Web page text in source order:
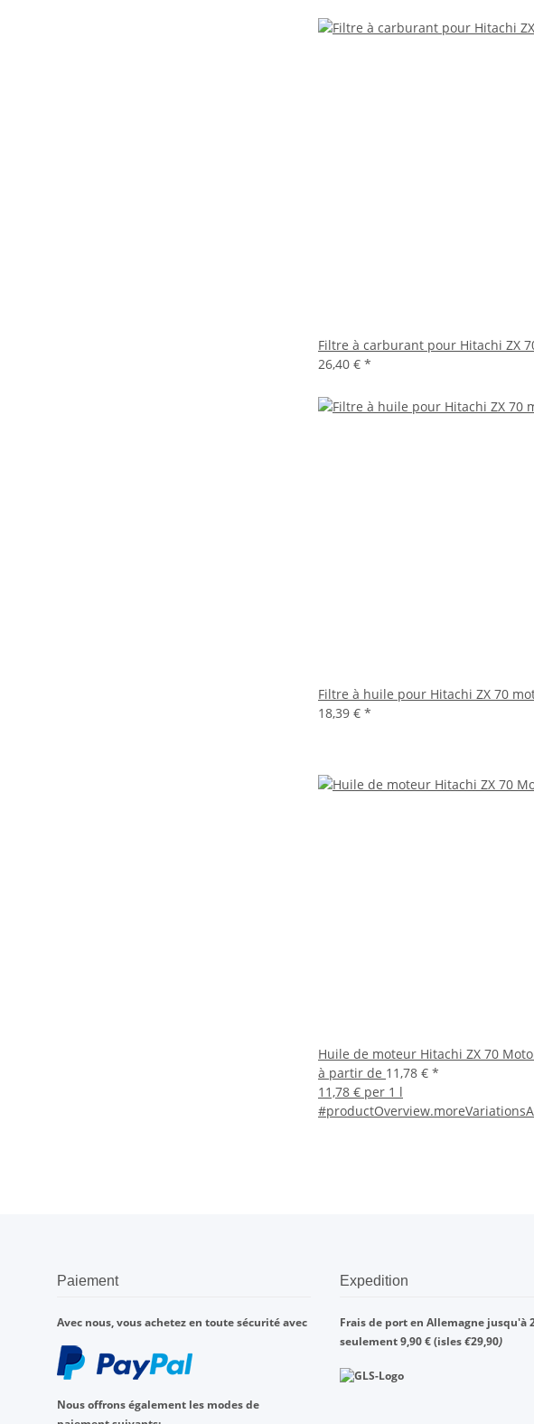
Filtre à carburant pour Hitachi ZX
26,40 € *
Filtre à huile pour Hitachi ZX 70
18,39 € *
Huile de moteur Hitachi ZX 70
à partir de 11,78 € *
11,78 € per 1 l
Paiement
Avec nous, vous achetez en toute sécurité avec
Nous offrons également les modes de
Expedition
Frais de port en Allemagne jusqu'à
seulement 9,90 € (isles€29,90)